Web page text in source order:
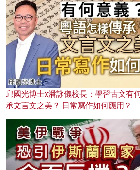
邱國光博士x潘詠儀校長：學習古文有
承文言文之美？ 日常寫作如何應用？